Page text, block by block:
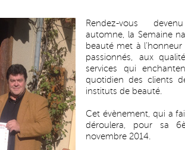
Rendez-vous
automne, la Semaine
beauté met à l’honneur
passionnés, aux
services qui
quotidien des clients
instituts de beauté.
Cet évènement, qui a
déroulera, pour sa
novembre 2014.